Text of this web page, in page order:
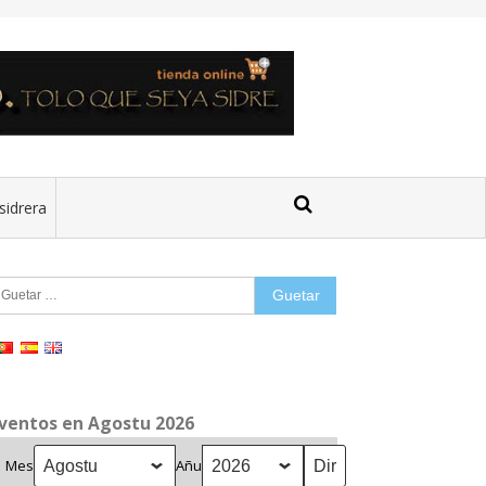
en Agostu 2026
Mes Añu